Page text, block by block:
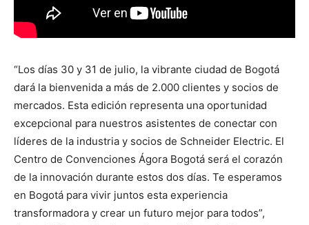
“Los días 30 y 31 de julio, la vibrante ciudad de Bogotá
dará la bienvenida a más de 2.000 clientes y socios de
mercados. Esta edición representa una oportunidad
excepcional para nuestros asistentes de conectar con
líderes de la industria y socios de Schneider Electric. El
Centro de Convenciones Ágora Bogotá será el corazón
de la innovación durante estos dos días. Te esperamos
en Bogotá para vivir juntos esta experiencia
transformadora y crear un futuro mejor para todos”,